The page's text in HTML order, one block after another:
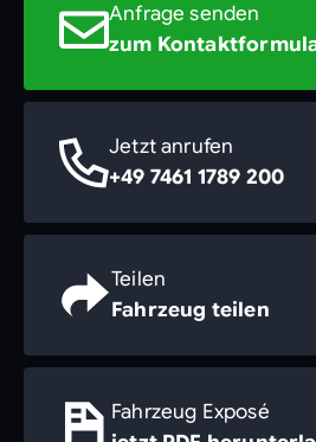
Anfrage senden
zum
Jetzt anrufen
+49 7461 1789 200
Teilen
Fahrzeug teilen
Fahrzeug Exposé